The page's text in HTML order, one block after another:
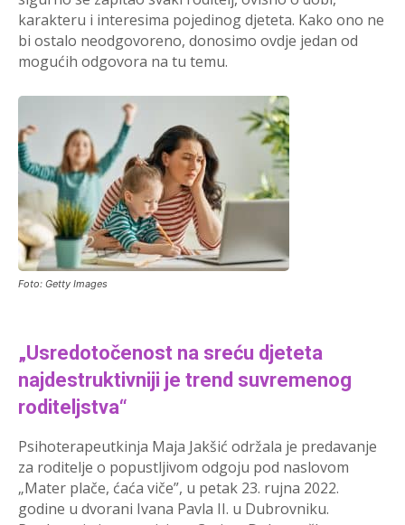
karakteru i interesima pojedinog djeteta. Kako ono ne
bi ostalo neodgovoreno, donosimo ovdje jedan od
mogućih odgovora na tu temu.
Foto: Getty Images
„Usredotočenost na sreću djeteta
najdestruktivniji je trend suvremenog
roditeljstva“
Psihoterapeutkinja Maja Jakšić održala je predavanje
za roditelje o popustljivom odgoju pod naslovom
„Mater plače, ćaća viče”, u petak 23. rujna 2022.
godine u dvorani Ivana Pavla II. u Dubrovniku.